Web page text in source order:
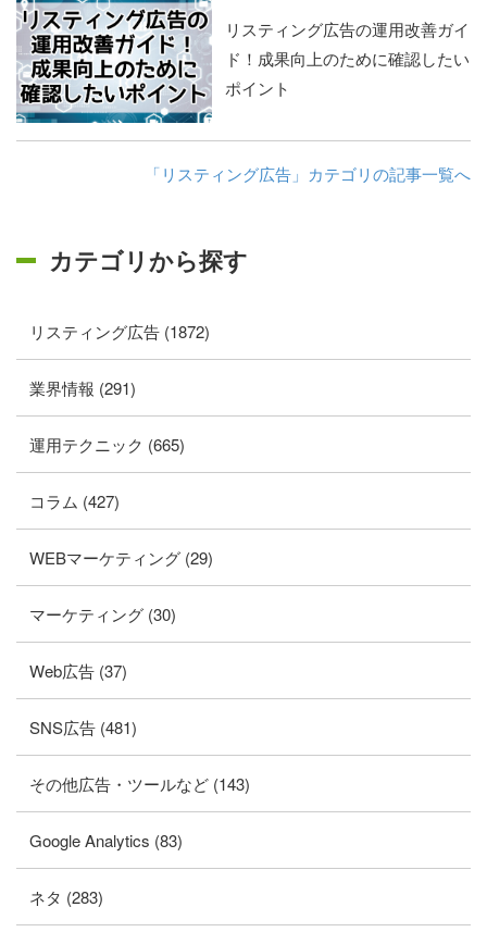
リスティング広告の運用改善ガイ
ド！成果向上のために確認したい
ポイント
「リスティング広告」カテゴリの記事一覧へ
カテゴリから探す
リスティング広告 (1872)
業界情報 (291)
運用テクニック (665)
コラム (427)
WEBマーケティング (29)
マーケティング (30)
Web広告 (37)
SNS広告 (481)
その他広告・ツールなど (143)
Google Analytics (83)
ネタ (283)